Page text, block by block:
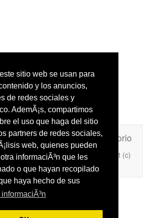
sitio web se usan para
y los anuncios,
de redes sociales y
AdemÃ¡s, compartimos
el uso que haga del sitio
partners de redes sociales,
web, quienes pueden
informaciÃ³n que les
o que hayan recopilado
haya hecho de sus
informaciÃ³n
Contacto
Directorio
Célebre a tu web
Copyright (c)
2026